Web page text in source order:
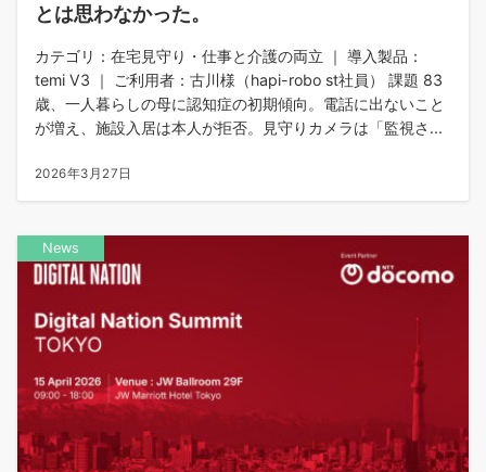
とは思わなかった。
カテゴリ：在宅見守り・仕事と介護の両立 ｜ 導入製品：
temi V3 ｜ ご利用者：古川様（hapi-robo st社員） 課題 83
歳、一人暮らしの母に認知症の初期傾向。電話に出ないこと
が増え、施設入居は本人が拒否。見守りカメラは「監視さ...
2026年3月27日
News